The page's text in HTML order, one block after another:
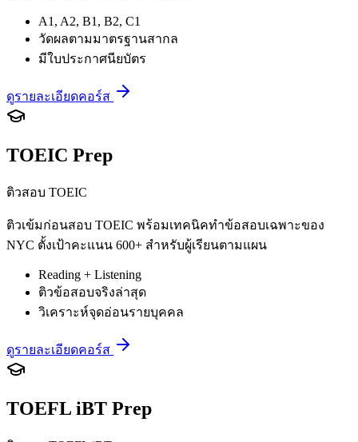
A1, A2, B1, B2, C1
วัดผลตามมาตรฐานสากล
มีใบประกาศนียบัตร
ดูรายละเอียดคอร์ส
TOEIC Prep
ติวสอบ TOEIC
ติวเข้มก่อนสอบ TOEIC พร้อมเทคนิคทำข้อสอบเฉพาะของ
NYC ตั้งเป้าคะแนน 600+ สำหรับผู้เรียนตามแผน
Reading + Listening
ติวข้อสอบจริงล่าสุด
วิเคราะห์จุดอ่อนรายบุคคล
ดูรายละเอียดคอร์ส
TOEFL iBT Prep